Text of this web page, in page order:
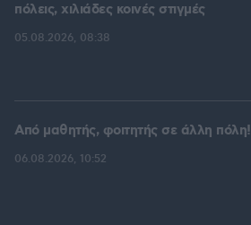
πόλεις, χιλιάδες κοινές στιγμές
05.08.2026, 08:38
Από μαθητής, φοιτητής σε άλλη πόλη!
06.08.2026, 10:52